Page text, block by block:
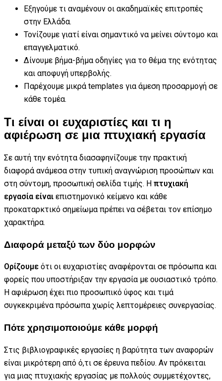
Εξηγούμε τι αναμένουν οι ακαδημαϊκές επιτροπές
στην Ελλάδα.
Τονίζουμε γιατί είναι σημαντικό να μείνει σύντομο και
επαγγελματικό.
Δίνουμε βήμα-βήμα οδηγίες για το θέμα της ενότητας
και αποφυγή υπερβολής.
Παρέχουμε μικρά templates για άμεση προσαρμογή σε
κάθε τομέα.
Τι είναι οι ευχαριστίες και τι η
αφιέρωση σε μια πτυχιακή εργασία
Σε αυτή την ενότητα διασαφηνίζουμε την πρακτική
διαφορά ανάμεσα στην τυπική αναγνώριση προσώπων και
στη σύντομη, προσωπική σελίδα τιμής. Η πτυχιακή
εργασία είναι επιστημονικό κείμενο και κάθε
προκαταρκτικό σημείωμα πρέπει να σέβεται τον επίσημο
χαρακτήρα.
Διαφορά μεταξύ των δύο μορφών
Ορίζουμε ότι οι ευχαριστίες αναφέρονται σε πρόσωπα και
φορείς που υποστήριξαν την εργασία με ουσιαστικό τρόπο.
Η αφιέρωση έχει πιο προσωπικό ύφος και τιμά
συγκεκριμένα πρόσωπα χωρίς λεπτομέρειες συνεργασίας.
Πότε χρησιμοποιούμε κάθε μορφή
Στις βιβλιογραφικές εργασίες η βαρύτητα των αναφορών
είναι μικρότερη από ό,τι σε έρευνα πεδίου. Αν πρόκειται
για μιας πτυχιακής εργασίας με πολλούς συμμετέχοντες,